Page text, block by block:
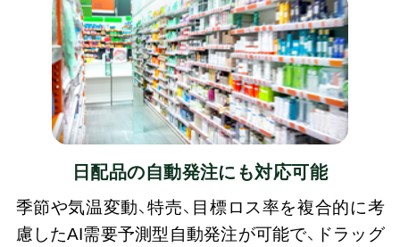
日配品の自動発注にも対応可能
季節や気温変動、特売、目標ロス率を複合的に考
慮したAI需要予測型自動発注が可能で、ドラッグ